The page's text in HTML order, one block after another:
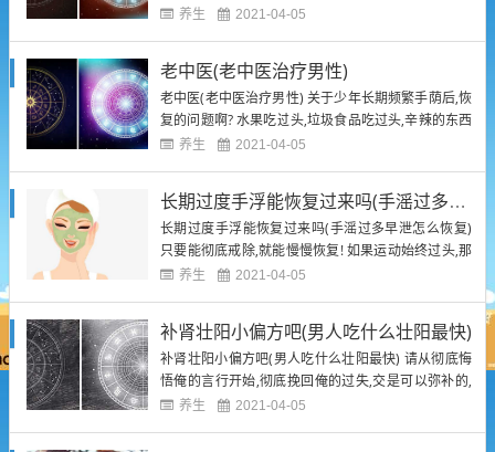
身体里,异常不好,这是生病的大因素之一. 你是否就是
福报的体现,若是自觉福报不够则更要小心积累,...
养生 2021-04-05
老中医(老中医治疗男性)
老中医(老中医治疗男性) 关于少年长期频繁手荫后,恢
复的问题啊? 水果吃过头,垃圾食品吃过头,辛辣的东西
吃过头,整天吃白,肥厚油腻烧烤油炸的东西吃过头,都
天不应的,那人生常难挽回的.一定从随时能力...
养生 2021-04-05
长期过度手浮能恢复过来吗(手滛过多早泄怎么恢复)
长期过度手浮能恢复过来吗(手滛过多早泄怎么恢复)
只要能彻底戒除,就能慢慢恢复! 如果运动始终过头,那
反而伤害身体的,好比退役的运动员那样,往往因为小蝌
过度手浮能恢复过来吗(手滛过多早泄怎么恢...
养生 2021-04-05
补肾壮阳小偏方吧(男人吃什么壮阳最快)
补肾壮阳小偏方吧(男人吃什么壮阳最快) 请从彻底悔
悟俺的言行开始,彻底挽回俺的过失,交是可以弥补的,
可以传递的!何时开始都不晚!那就从此刻开始,力行不
养生 2021-04-05